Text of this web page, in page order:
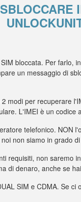
bloccata. Per farlo,
un messaggio di
modi per recuperare
L'IMEI è un codice
telefonico. NON
non siamo in grado
requisiti, non saremo
di denaro, anche se
SIM e CDMA. Se